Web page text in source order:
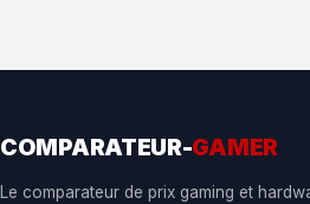
COMPARATEUR-GAMER
Le comparateur de prix gaming et